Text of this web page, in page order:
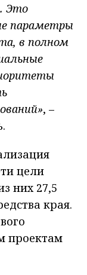
Это
параметры
в полном
, –
цели
них 27,5
края.
проектам